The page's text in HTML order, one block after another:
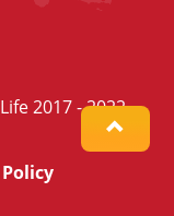
2017 - 2022